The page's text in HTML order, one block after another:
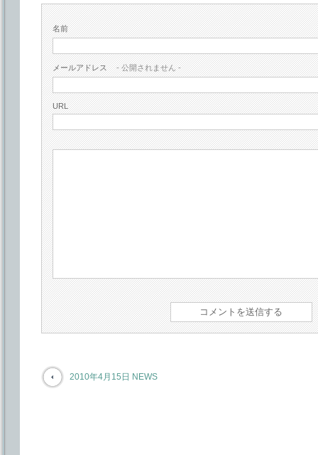
名前
メールアドレス - 公開されません -
URL
2010年4月15日 NEWS